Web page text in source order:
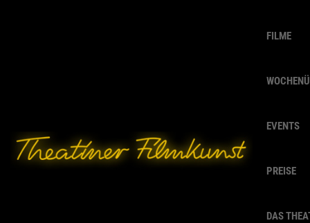
FILME
EVENTS
PREISE
DAS